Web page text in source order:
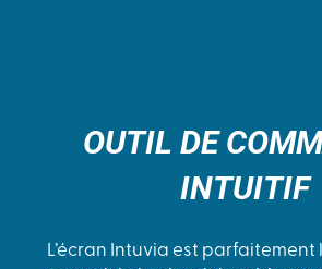
OUTIL DE
INTUITIF
L’écran Intuvia est parfaitement